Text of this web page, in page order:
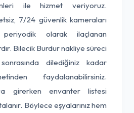
ile hizmet veriyoruz.
7/24 güvenlik kameraları
olarak ilaçlanan
Bilecik Burdur nakliye süreci
dilediğiniz kadar
faydalanabilirsiniz.
girerken envanter listesi
Böylece eşyalarınız hem